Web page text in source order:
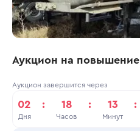
Аукцион на повышение
Аукцион завершится через
02
Дня
: 18
Часов
: 13
Минут
: